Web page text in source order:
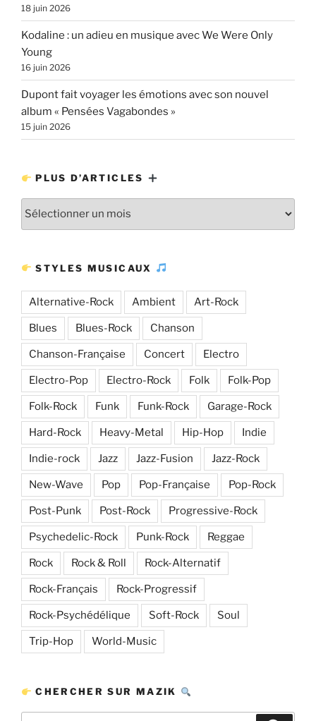
18 juin 2026
Kodaline : un adieu en musique avec We Were Only
Young
16 juin 2026
Dupont fait voyager les émotions avec son nouvel
album « Pensées Vagabondes »
15 juin 2026
PLUS D’ARTICLES
STYLES MUSICAUX
Alternative-Rock Ambient Art-Rock
Blues Blues-Rock Chanson
Chanson-Française Concert Electro
Electro-Pop Electro-Rock Folk Folk-Pop
Folk-Rock Funk Funk-Rock Garage-Rock
Hard-Rock Heavy-Metal Hip-Hop Indie
Indie-rock Jazz Jazz-Fusion Jazz-Rock
New-Wave Pop Pop-Française Pop-Rock
Post-Punk Post-Rock Progressive-Rock
Psychedelic-Rock Punk-Rock Reggae
Rock Rock & Roll Rock-Alternatif
Rock-Français Rock-Progressif
Rock-Psychédélique Soft-Rock Soul
Trip-Hop World-Music
CHERCHER SUR MAZIK